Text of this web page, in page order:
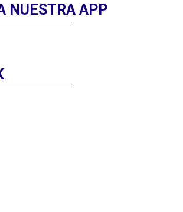
NUESTRA APP